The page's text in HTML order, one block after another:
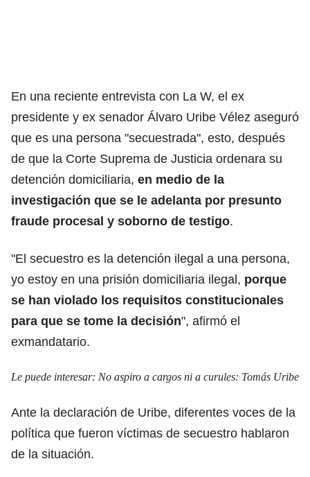
En una reciente entrevista con La W, el ex
presidente y ex senador Álvaro Uribe Vélez aseguró
que es una persona "secuestrada", esto, después
de que la Corte Suprema de Justicia ordenara su
detención domiciliaria, en medio de la
investigación que se le adelanta por presunto
fraude procesal y soborno de testigo.
"El secuestro es la detención ilegal a una persona,
yo estoy en una prisión domiciliaria ilegal, porque
se han violado los requisitos constitucionales
para que se tome la decisión", afirmó el
exmandatario.
Le puede interesar: No aspiro a cargos ni a curules: Tomás Uribe
Ante la declaración de Uribe, diferentes voces de la
política que fueron víctimas de secuestro hablaron
de la situación.